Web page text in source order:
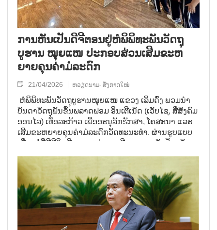
ການ​ຫັນ​ເປັນ​ດີ​ຈີ​ຕອນ​ຢູ່​ຫໍ​ພິ​ພິ​ທະ​ພັນ​ວັດ​ຖຸ​
ບູຮານ ໝຸຍ​ແໜ ປະ​ກອບ​ສ່ວນ​ເສີມ​ຂະ​ຫ
ຍາຍ​ຄຸນ​ຄ່າ​ມໍ​ລະ​ດົກ
21/04/2026 ຫວຽດນາມ- ສັງກາດໃໝ່
ຫໍ​ພິ​ພິ​ທະ​ພັນ​ວັດ​ຖຸ​ບູຮານໝຸຍ​ແໜ ແຂວງ ເລິມ​ດົ່ງ ພວມ​ນຳ​
ບັນ​ດາ​ວັດ​ຖຸ​ພັນ​ຂຶ້ນ​ພ​ລາດ​ຟອມ ອິນ​ເຕີ​ເນັດ (ເວັບ​ໄຊ, ສື່​ສັງ​ຄົມ​
ອອນ​ໄລ) ເທື່ອ​ລະ​ກ້າວ ເພື່​ອ​ອະ​ນຸ​ລັກ​ຮັກ​ສາ, ໂຄ​ສະ​ນາ ແລະ
ເສີມ​ຂະ​ຫຍາຍ​ຄຸນ​ຄ່າ​ມໍ​ລະ​ດົກ​ວັດ​ທະ​ນະ​ທຳ. ຜ່ານ​ຮູບ​ແບບ​
ເຊື່ອມ​ຕໍ່​ທີ່​ມີ​ຊີ​ວິດ​ຊີ​ວາ​ລະ​ຫວ່າງ​ອະ​ດີດ​ຕະ​ການກັບ​ປັດ​ຈຸ​ບັນ
ຕ້ອງ​ການ​ຄົ້ນ​ຄວ້າ, ທ່ອງ​ທ່ຽ​ວ​ອັດ​ສະ​ລິ​ຍະ ແລະ ເຂົ້າ​ເຖິງ​ມະ​
ຫາ​ຊົນ​ໄດ້​ຢ່າງກວ້າງ​ຂວາງ.